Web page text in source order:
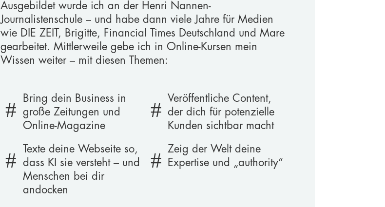
Ausgebildet wurde ich an der Henri Nannen-
Journalistenschule – und habe dann viele Jahre für Medien
wie DIE ZEIT, Brigitte, Financial Times Deutschland und Mare
gearbeitet. Mittlerweile gebe ich in Online-Kursen mein
Wissen weiter – mit diesen Themen:
Bring dein Business in
große Zeitungen und
Online-Magazine
Veröffentliche Content,
der dich für potenzielle
Kunden sichtbar macht
Texte deine Webseite so,
dass KI sie versteht – und
Menschen bei dir
andocken
Zeig der Welt deine
Expertise und „authority“